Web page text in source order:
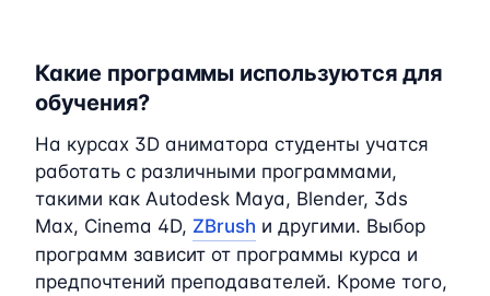
Какие программы используются для
обучения?
На курсах 3D аниматора студенты учатся
работать с различными программами,
такими как Autodesk Maya, Blender, 3ds
Max, Cinema 4D, ZBrush и другими. Выбор
программ зависит от программы курса и
предпочтений преподавателей. Кроме того,